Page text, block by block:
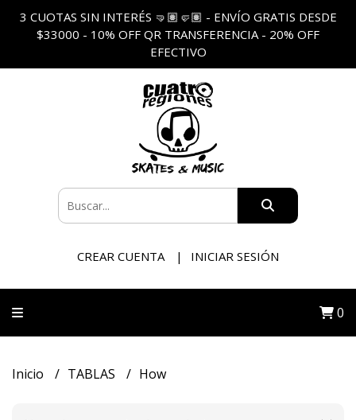
3 CUOTAS SIN INTERÉS 🤜🏽🤛🏽 - ENVÍO GRATIS DESDE
$33000 - 10% OFF QR TRANSFERENCIA - 20% OFF
EFECTIVO
CREAR CUENTA INICIAR SESIÓN
0
Inicio TABLAS How